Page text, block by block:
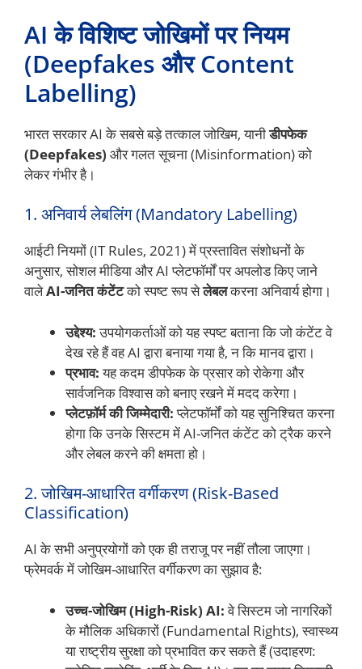
AI के विशिष्ट जोखिमों पर नियम
(Deepfakes और Content
Labelling)
भारत सरकार AI के सबसे बड़े तत्काल जोखिम, यानीडीपफेक
(Deepfakes) और गलत सूचना (Misinformation) को
लेकर गंभीर है।
1. अनिवार्य लेबलिंग (Mandatory Labelling)
आईटी नियमों (IT Rules, 2021) में प्रस्तावित संशोधनों के
अनुसार, सोशल मीडिया और AI प्लेटफॉर्मों पर अपलोड किए जाने
वालेAI-जनित कंटेंटको स्पष्ट रूप सेलेबलकरना अनिवार्य होगा।
उद्देश्य:उपयोगकर्ताओं को यह स्पष्ट बताना कि जो कंटेंट वे
देख रहे हैं वह AI द्वारा बनाया गया है, न कि मानव द्वारा।
प्रभाव:यह कदम डीपफेक के प्रसार को रोकेगा और
सार्वजनिक विश्वास को बनाए रखने में मदद करेगा।
प्लेटफ़ॉर्म की जिम्मेदारी:प्लेटफॉर्मों को यह सुनिश्चित करना
होगा कि उनके सिस्टम में AI-जनित कंटेंट को ट्रैक करने
और लेबल करने की क्षमता हो।
2. जोखिम-आधारित वर्गीकरण (Risk-Based
Classification)
AI के सभी अनुप्रयोगों को एक ही तराजू पर नहीं तौला जाएगा।
फ्रेमवर्क में जोखिम-आधारित वर्गीकरण का सुझाव है:
उच्च-जोखिम (High-Risk) AI:वे सिस्टम जो नागरिकों
के मौलिक अधिकारों (Fundamental Rights), स्वास्थ्य
या राष्ट्रीय सुरक्षा को प्रभावित कर सकते हैं (उदाहरण: